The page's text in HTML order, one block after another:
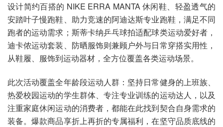
设计简约百搭的 NIKE ERRA MANTA 休闲鞋、轻盈透气的
安踏叶子慢跑鞋、助力竞速的阿迪达斯专业跑鞋，满足不同
跑者的运动需求；斯蒂卡纳乒乓球拍适配球类运动爱好者，
迪卡侬运动套装、防晒服饰则兼顾户外与日常穿搭实用性，
从鞋履、服饰到运动器材，全方位覆盖各类运动场景。
此次活动覆盖全年龄段运动人群：坚持日常健身的上班族、
热爱校园运动的学生群体、专注专业训练的运动达人，以及
注重家庭休闲运动的消费者，都能在此找到契合自身需求的
装备。爆款商品享折上再折的专属福利，在坚守品质底线的